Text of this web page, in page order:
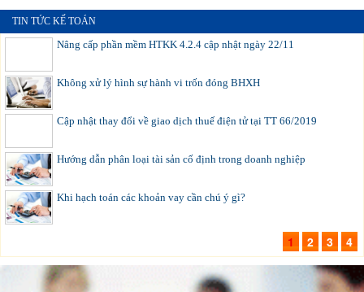
TIN TỨC KẾ TOÁN
Nâng cấp phần mềm HTKK 4.2.4 cập nhật ngày 22/11
Không xử lý hình sự hành vi trốn đóng BHXH
Cập nhật thay đổi về giao dịch thuế điện tử tại TT 66/2019
Hướng dẫn phân loại tài sản cố định trong doanh nghiệp
Khi hạch toán các khoản vay cần chú ý gì?
1 2 3 4